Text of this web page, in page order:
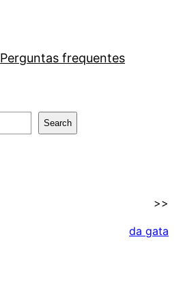
Perguntas frequentes
Search
>>
da gata